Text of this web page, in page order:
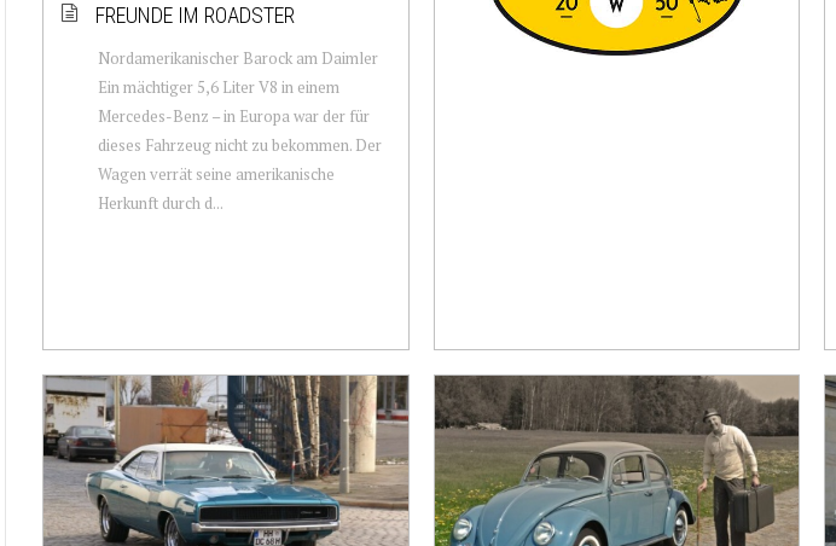
FREUNDE IM ROADSTER
Nordamerikanischer Barock am Daimler
Ein mächtiger 5,6 Liter V8 in einem
Mercedes-Benz – in Europa war der für
dieses Fahrzeug nicht zu bekommen. Der
Wagen verrät seine amerikanische
Herkunft durch d...